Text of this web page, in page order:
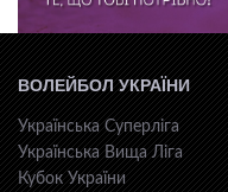
ВОЛЕЙБОЛ УКРАЇНИ
Українська Суперліга
Українська Вища Ліга
Кубок України